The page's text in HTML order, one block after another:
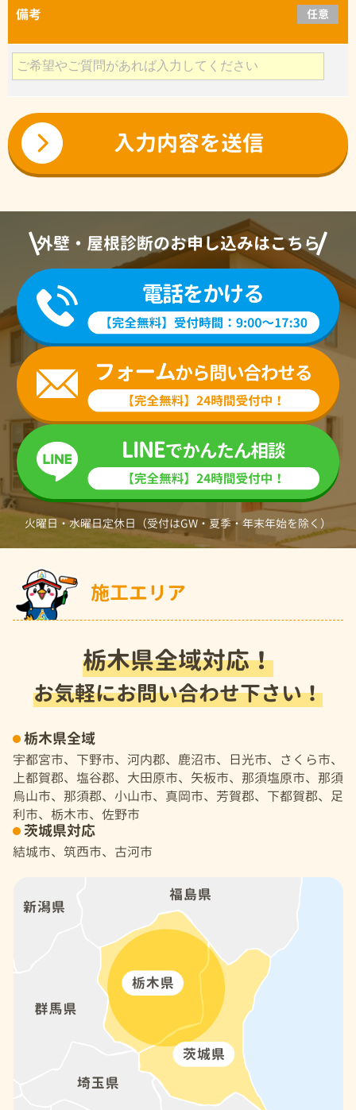
備考 任意
外壁・屋根診断のお申し込みはこちら
火曜日・水曜日定休日（受付はGW・夏季・年末年始を除く）
施工エリア
栃木県全域対応！
お気軽にお問い合わせ下さい！
栃木県全域
宇都宮市、下野市、河内郡、鹿沼市、日光市、さくら市、
上都賀郡、塩谷郡、大田原市、矢板市、那須塩原市、那須
烏山市、那須郡、小山市、真岡市、芳賀郡、下都賀郡、足
利市、栃木市、佐野市
茨城県対応
結城市、筑西市、古河市